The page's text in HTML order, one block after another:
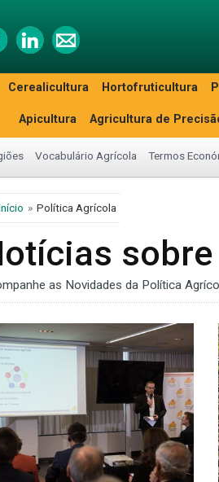
Cerealicultura Hortofruticultura
Apicultura Agricultura de
Vocabulário Agrícola Termos
Política Agrícola
as Novidades da Política